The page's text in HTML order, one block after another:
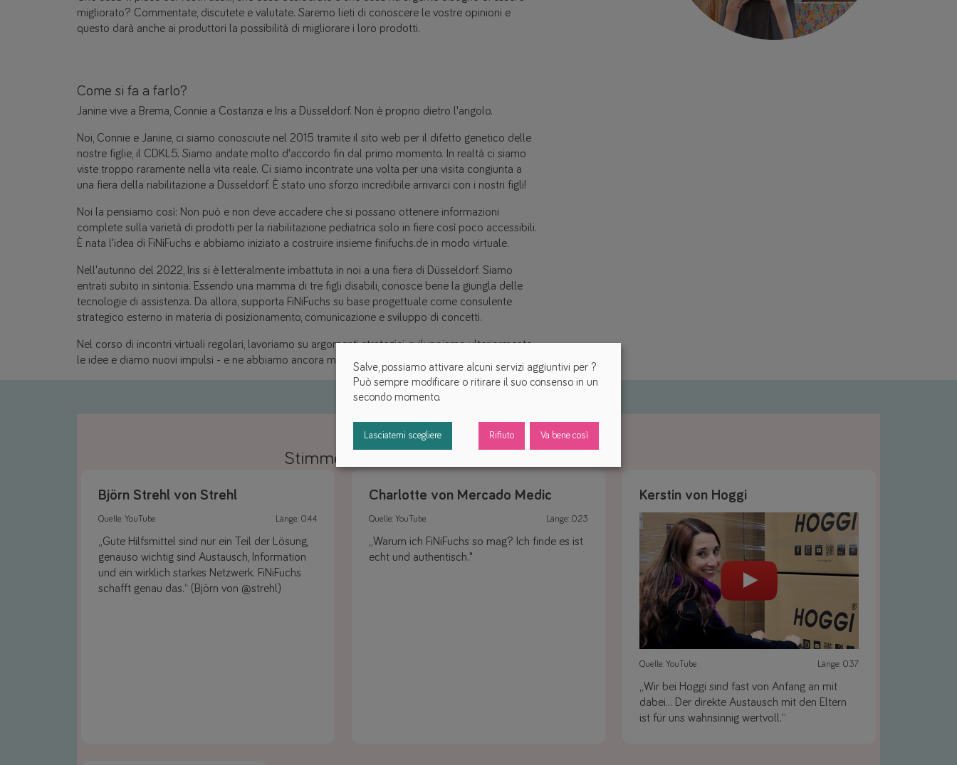
migliorato? Commentate, discutete e valutate. Saremo lieti di conoscere le vostre opinioni e
questo darà anche ai produttori la possibilità di migliorare i loro prodotti.
Come si fa a farlo?
Janine vive a Brema, Connie a Costanza e Iris a Düsseldorf. Non è proprio dietro l'angolo.
Noi, Connie e Janine, ci siamo conosciute nel 2015 tramite il sito web per il difetto genetico delle
nostre figlie, il CDKL5. Siamo andate molto d'accordo fin dal primo momento. In realtà ci siamo
viste troppo raramente nella vita reale. Ci siamo incontrate una volta per una visita congiunta a
una fiera della riabilitazione a Düsseldorf. È stato uno sforzo incredibile arrivarci con i nostri figli!
Noi la pensiamo così: Non può e non deve accadere che si possano ottenere informazioni
complete sulla varietà di prodotti per la riabilitazione pediatrica solo in fiere così poco accessibili.
È nata l'idea di FiNiFuchs e abbiamo iniziato a costruire insieme finifuchs.de in modo virtuale.
Nell'autunno del 2022, Iris si è letteralmente imbattuta in noi a una fiera di Düsseldorf. Siamo
entrati subito in sintonia. Essendo una mamma di tre figli disabili, conosce bene la giungla delle
tecnologie di assistenza. Da allora, supporta FiNiFuchs su base progettuale come consulente
strategico esterno in materia di posizionamento, comunicazione e sviluppo di concetti.
Nel corso di incontri virtuali regolari, lavoriamo su argomenti strategici, sviluppiamo ulteriormente
le idee e diamo nuovi impulsi - e ne abbiamo ancora molti. Restate sintonizzati.
Stimmen zu FiNiFuchs
Björn Strehl von Strehl
Quelle: YouTube Länge: 0:44
„Gute Hilfsmittel sind nur ein Teil der Lösung,
genauso wichtig sind Austausch, Information
und ein wirklich starkes Netzwerk. FiNiFuchs
schafft genau das.“ (Björn von @strehl)
Charlotte von Mercado Medic
Quelle: YouTube Länge: 0:23
„Warum ich FiNiFuchs so mag? Ich finde es ist
echt und authentisch."
Kerstin von Hoggi
Quelle: YouTube Länge: 0:37
„Wir bei Hoggi sind fast von Anfang an mit
dabei... Der direkte Austausch mit den Eltern
ist für uns wahnsinnig wertvoll.“
Salve, possiamo attivare alcuni servizi aggiuntivi per ?
Può sempre modificare o ritirare il suo consenso in un
secondo momento.
Lasciatemi scegliere Rifiuto Va bene così